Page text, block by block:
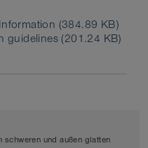
(384.89 KB)
guidelines (201.24 KB)
und außen glatten